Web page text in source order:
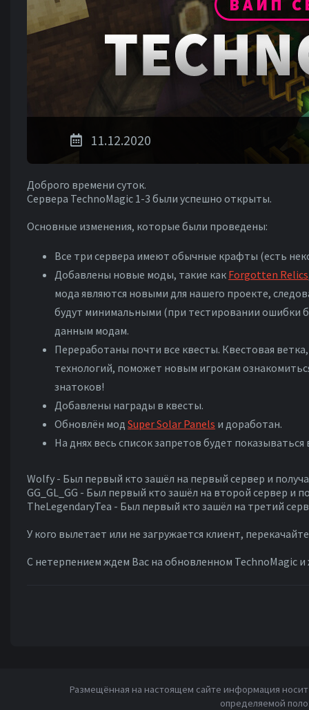
11.12.2020
Доброго времени суток.
Сервера TechnoMagic 1-3 были успешно открыты.
Основные изменения, которые были проведены:
Все три сервера имеют обычные крафты (есть
Добавлены новые моды, такие как Forgotten Relics
мода являются новыми для нашего проекте,
будут минимальными (при тестировании ошибки
данным модам.
Переработаны почти все квесты. Квестовая
технологий, поможет новым игрокам
знатоков!
Добавлены награды в квесты.
Обновлён мод Super Solar Panels и доработан.
На днях весь список запретов будет
Wolfy - Был первый кто зашёл на первый сервер и
GG_GL_GG - Был первый кто зашёл на второй сервер и
TheLegendaryTea - Был первый кто зашёл на третий
У кого вылетает или не загружается клиент,
С нетерпением ждем Вас на обновленном TechnoMagic
Размещённая на настоящем сайте информация
определяемой